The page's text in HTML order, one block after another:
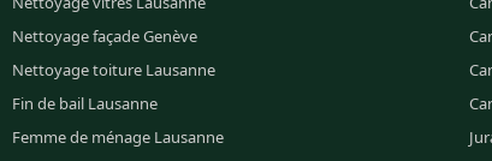
Nettoyage façade Genève
Nettoyage toiture Lausanne
Fin de bail Lausanne
Femme de ménage Lausanne